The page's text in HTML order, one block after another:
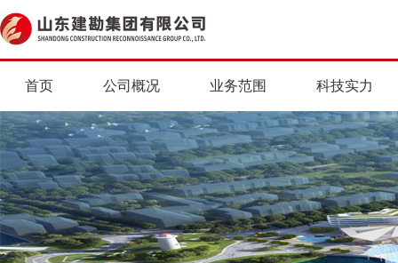
首页 公司概况 业务范围 科技实力